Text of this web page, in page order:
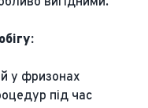
у фризонах
під час